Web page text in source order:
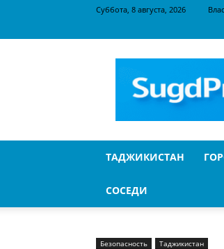
Суббота, 8 августа, 2026
ТАДЖИКИСТАН
СОСЕДИ
Безопасность Таджикистан